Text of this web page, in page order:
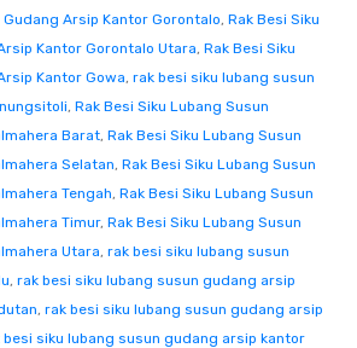
Arsip Kantor Gorontalo, Rak Besi Siku
Kantor Gorontalo Utara, Rak Besi Siku
Kantor Gowa, rak besi siku lubang susun
, Rak Besi Siku Lubang Susun
Barat, Rak Besi Siku Lubang Susun
Selatan, Rak Besi Siku Lubang Susun
Tengah, Rak Besi Siku Lubang Susun
Timur, Rak Besi Siku Lubang Susun
Utara, rak besi siku lubang susun
, rak besi siku lubang susun gudang arsip
, rak besi siku lubang susun gudang arsip
besi siku lubang susun gudang arsip kantor